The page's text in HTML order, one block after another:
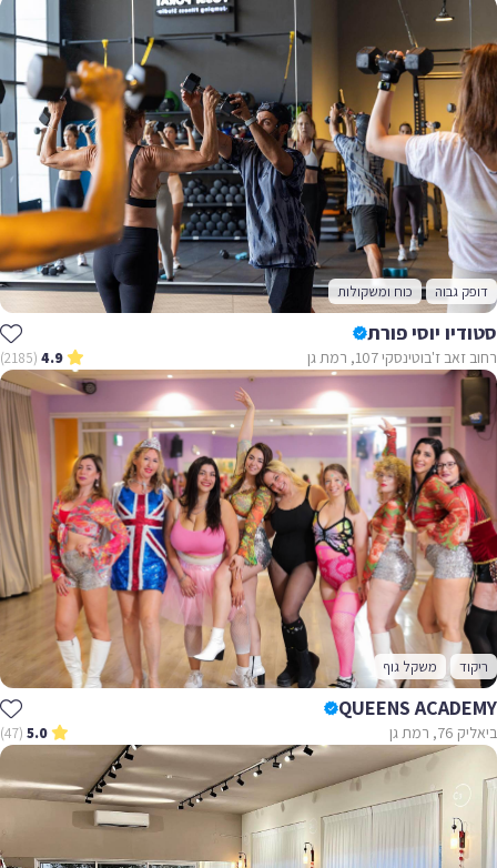
דופק גבוה כוח ומשקולות
סטודיו יוסי פורת
רחוב זאב ז'בוטינסקי 107, רמת גן 4.9
(2185)
ריקוד משקל גוף
QUEENS ACADEMY
ביאליק 76, רמת גן 5.0
(47)